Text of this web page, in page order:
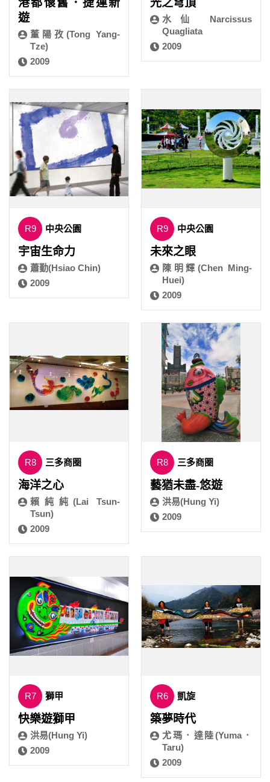
港都懷舊．捷運新
遊
董陽孜(Tong Yang-
Tze)
2009
光之穹頂
水仙 Narcissus
Quagliata
2009
R9 中央公園
宇宙生命力
蕭勤(Hsiao Chin)
2009
R9 中央公園
未來之眼
陳明輝(Chen Ming-
Huei)
2009
R8 三多商圈
海洋之心
賴純純(Lai Tsun-
Tsun)
2009
R8 三多商圈
藝猶未盡-悠遊
洪易(Hung Yi)
2009
R7 獅甲
快樂遊獅甲
洪易(Hung Yi)
2009
R6 凱旋
築夢時代
尤瑪．達陸(Yuma．
Taru)
2009